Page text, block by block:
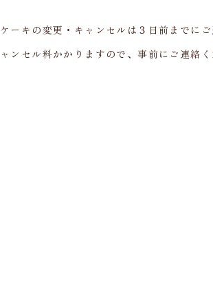
ケーキの変更・キャンセルは３日前までに
ャンセル料かかりますので、事前にご連絡く